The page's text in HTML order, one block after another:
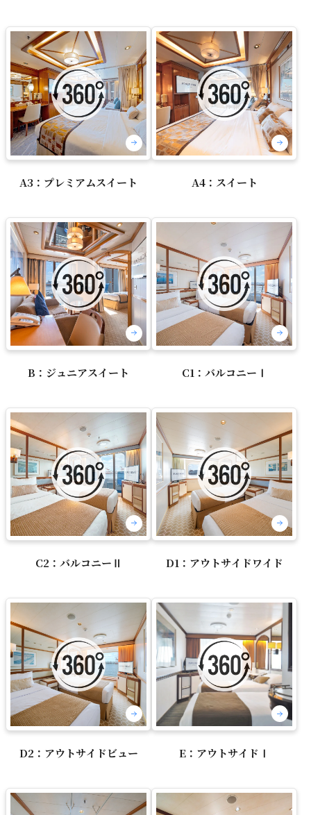
A3：プレミアムスイート A4：スイート
B：ジュニアスイート C1：バルコニーⅠ
C2：バルコニーⅡ D1：アウトサイドワイド
D2：アウトサイドビュー E：アウトサイドⅠ